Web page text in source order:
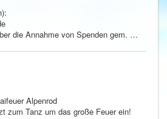
die Annahme von Spenden gem. …
Alpenrod
zum Tanz um das große Feuer ein!